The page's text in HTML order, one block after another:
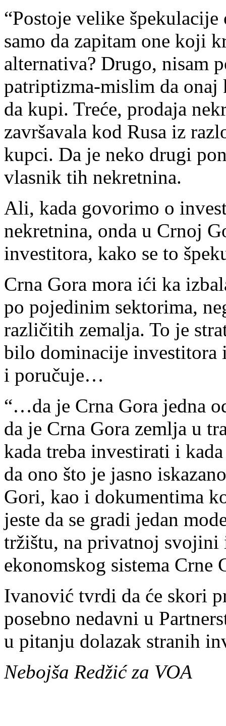
“Postoje velike
samo da zapitam one koji
alternativa? Drugo, nisam
patriptizma-mislim da
da kupi. Treće, prodaja
završavala kod Rusa iz
kupci. Da je neko drugi
vlasnik tih nekretnina.
Ali, kada govorimo o
nekretnina, onda u Crnoj
investitora, kako se to
Crna Gora mora ići ka
po pojedinim sektorima,
različitih zemalja. To je
bilo dominacije investitora
i poručuje…
“…da je Crna Gora jedna
da je Crna Gora zemlja u
kada treba investirati i
da ono što je jasno
Gori, kao i dokumentima
jeste da se gradi jedan
tržištu, na privatnoj svojini
ekonomskog sistema Crne
Ivanović tvrdi da će skori
posebno nedavni u
u pitanju dolazak stranih
Nebojša Redžić za VOA